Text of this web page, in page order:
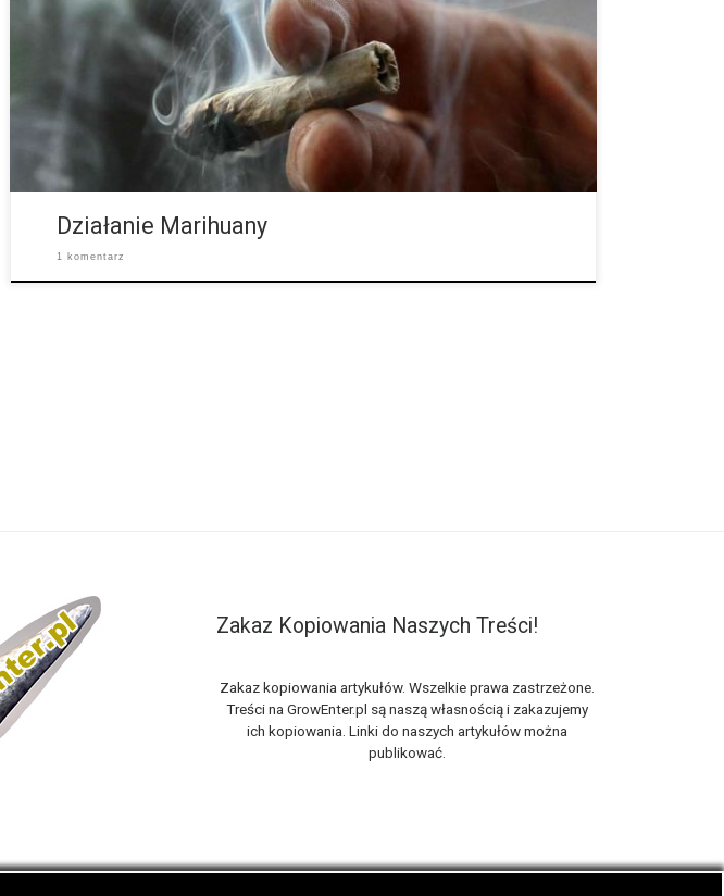
powodując umiarkowane zaburzenia percepcji, euforię oraz poczucie głębokiego
relaksu. Ze strony układu krążenia występuje przyspieszenie akcji serca, zaś we […]
Działanie Marihuany
1 komentarz
Zakaz Kopiowania Naszych Treści!
Zakaz kopiowania artykułów. Wszelkie prawa zastrzeżone.
Treści na GrowEnter.pl są naszą własnością i zakazujemy
ich kopiowania. Linki do naszych artykułów można
publikować.